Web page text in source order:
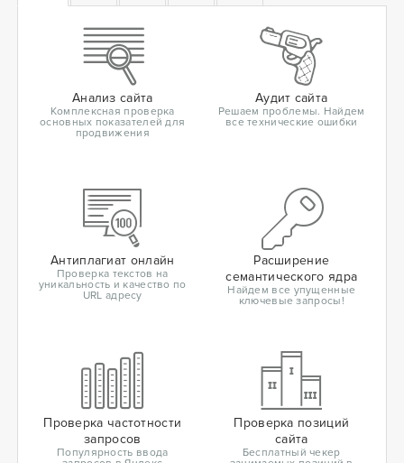
Анализ сайта
Комплексная проверка
основных показателей для
продвижения
Аудит сайта
Решаем проблемы. Найдем
все технические ошибки
Антиплагиат онлайн
Проверка текстов на
уникальность и качество по
URL адресу
Расширение
семантического ядра
Найдем все упущенные
ключевые запросы!
Проверка частотности
запросов
Популярность ввода
Проверка позиций
сайта
Бесплатный чекер